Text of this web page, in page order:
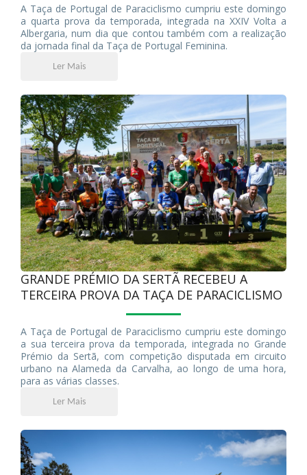
A Taça de Portugal de Paraciclismo cumpriu este domingo
a quarta prova da temporada, integrada na XXIV Volta a
Albergaria, num dia que contou também com a realização
da jornada final da Taça de Portugal Feminina.
Ler Mais
GRANDE PRÉMIO DA SERTÃ RECEBEU A
TERCEIRA PROVA DA TAÇA DE PARACICLISMO
A Taça de Portugal de Paraciclismo cumpriu este domingo
a sua terceira prova da temporada, integrada no Grande
Prémio da Sertã, com competição disputada em circuito
urbano na Alameda da Carvalha, ao longo de uma hora,
para as várias classes.
Ler Mais